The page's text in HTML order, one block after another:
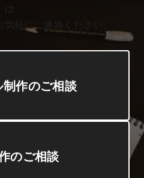
は
気軽にご連絡ください。
作のご相談
のご相談